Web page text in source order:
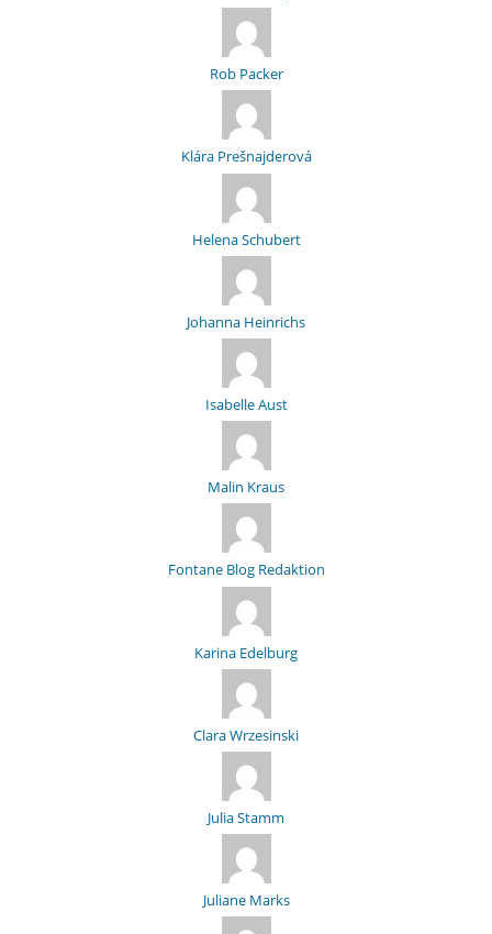
Rob Packer
Klára Prešnajderová
Helena Schubert
Johanna Heinrichs
Isabelle Aust
Malin Kraus
Fontane Blog Redaktion
Karina Edelburg
Clara Wrzesinski
Julia Stamm
Juliane Marks